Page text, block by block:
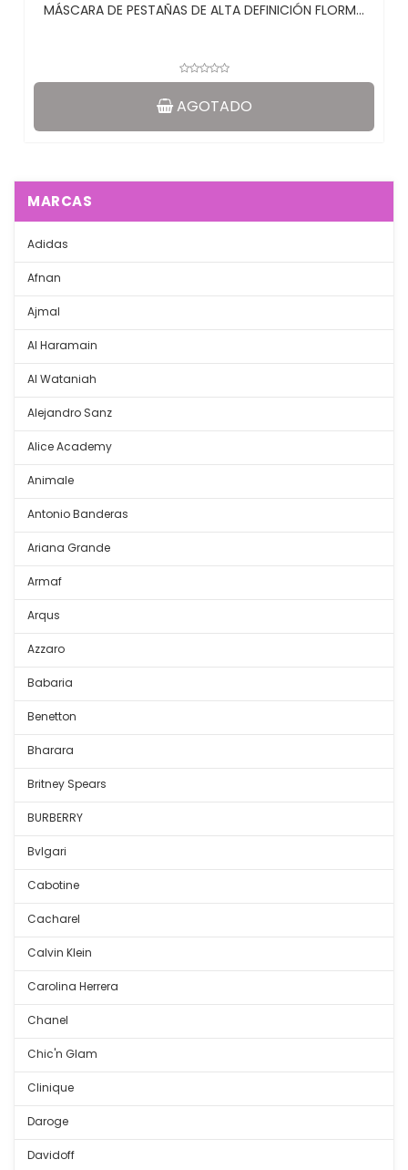
MÁSCARA DE PESTAÑAS DE ALTA DEFINICIÓN FLORM...
AGOTADO
MARCAS
Adidas
Afnan
Ajmal
Al Haramain
Al Wataniah
Alejandro Sanz
Alice Academy
Animale
Antonio Banderas
Ariana Grande
Armaf
Arqus
Azzaro
Babaria
Benetton
Bharara
Britney Spears
BURBERRY
Bvlgari
Cabotine
Cacharel
Calvin Klein
Carolina Herrera
Chanel
Chic'n Glam
Clinique
Daroge
Davidoff